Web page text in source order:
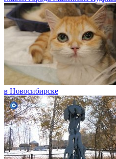
в Новосибирске